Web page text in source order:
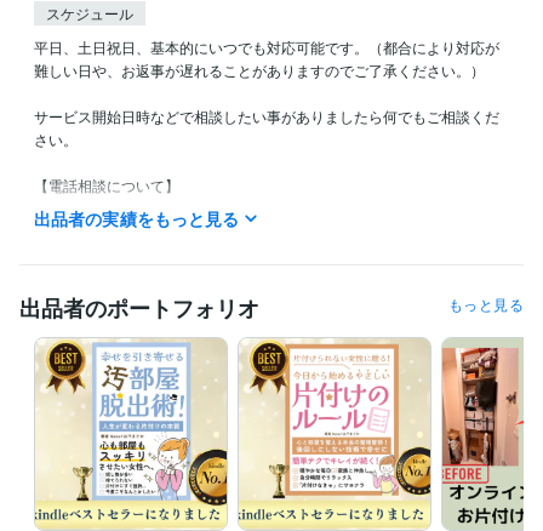
スケジュール
平日、土日祝日、基本的にいつでも対応可能です。（都合により対応が
難しい日や、お返事が遅れることがありますのでご了承ください。）
サービス開始日時などで相談したい事がありましたら何でもご相談くだ
さい。
【電話相談について】
待機中でなくてもお気軽にメッセージください(｡˃ ᵕ ˂。)
押してくださるとすぐにご相談ができます*( ᵕ̤ᴗᵕ̤ )*
【待機中でない場合】
「出品者に質問」からメッセージでお気軽に日時のお問い合わせくださ
い(^^)お時間調整いたします。
経験職種
ライフスタイル・その他 / 美容師・ネイリスト・美容家
経験年数 : 8
年
出品者の実績をもっと見る
出品者のポートフォリオ もっと見る